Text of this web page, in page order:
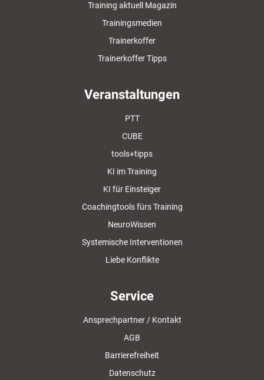
Training aktuell Magazin
Trainingsmedien
Trainerkoffer
Trainerkoffer Tipps
Veranstaltungen
PTT
CUBE
tools+tipps
KI im Training
KI für Einsteiger
Coachingtools fürs Training
NeuroWissen
Systemische Interventionen
Liebe Konflikte
Service
Ansprechpartner / Kontakt
AGB
Barrierefreiheit
Datenschutz